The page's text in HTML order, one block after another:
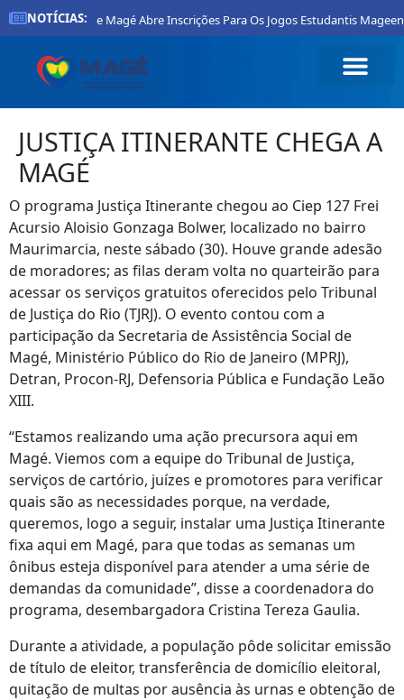
NOTÍCIAS:
Prefeitura De Magé Abre Inscrições Para Os Jogos Estudantis
JUSTIÇA ITINERANTE CHEGA A
MAGÉ
O programa Justiça Itinerante chegou ao Ciep 127 Frei
Acursio Aloisio Gonzaga Bolwer, localizado no bairro
Maurimarcia, neste sábado (30). Houve grande adesão
de moradores; as filas deram volta no quarteirão para
acessar os serviços gratuitos oferecidos pelo Tribunal
de Justiça do Rio (TJRJ). O evento contou com a
participação da Secretaria de Assistência Social de
Magé, Ministério Público do Rio de Janeiro (MPRJ),
Detran, Procon-RJ, Defensoria Pública e Fundação Leão
XIII.
“Estamos realizando uma ação precursora aqui em
Magé. Viemos com a equipe do Tribunal de Justiça,
serviços de cartório, juízes e promotores para verificar
quais são as necessidades porque, na verdade,
queremos, logo a seguir, instalar uma Justiça Itinerante
fixa aqui em Magé, para que todas as semanas um
ônibus esteja disponível para atender a uma série de
demandas da comunidade”, disse a coordenadora do
programa, desembargadora Cristina Tereza Gaulia.
Durante a atividade, a população pôde solicitar emissão
de título de eleitor, transferência de domicílio eleitoral,
quitação de multas por ausência às urnas e obtenção de